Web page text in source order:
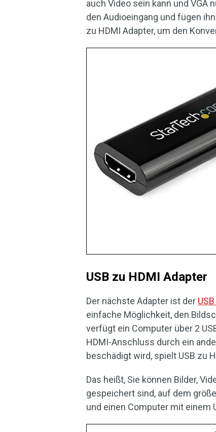
auch Video sein kann und VGA
den Audioeingang und fügen
zu HDMI Adapter, um den
USB zu HDMI Adapter
Der nächste Adapter ist der
einfache Möglichkeit, den
verfügt ein Computer über 2
HDMI-Anschluss durch ein
beschädigt wird, spielt USB zu
Das heißt, Sie können Bilder,
gespeichert sind, auf dem
und einen Computer mit einem